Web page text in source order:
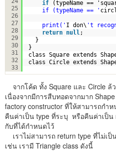
25
26
27
28
29
30
31
32
33
if (typeName ==
if (typeName == '
print(' I don\ 't
return null ;
}
}
class Square extends
class Circle extends
จากโค้ด ทั้ง Square และ Circle ล้
เนื่องจากมีการสืบทอดจากมาก
factory constructor ที่ให้สามารถกำ
คืนค่าเป็น type ที่ระบุ หรือคืนค่าเป็น
กับที่ได้กำหนดไว้
เราไม่สามารถ return type ที่ไม่เ
เช่น เรามี Triangle class ดังนี้